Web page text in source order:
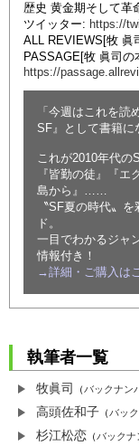
歴史 黄金期そして革
ツイッター: https://
ALL REVIEWS[牧 眞
PASSAGE[牧 眞司の
https://
「今週はこれを読
SF』として書籍に
これが2010年代の
『皆勤の徒』『
島から』……
〝SF夏の時代〟
ド。
一目でわかるジャ
情報付き！
→詳細・ご購入は
執筆者一覧
牧眞司 （バックナン
高頭佐和子 （バッ
杉江松恋 （バックナ